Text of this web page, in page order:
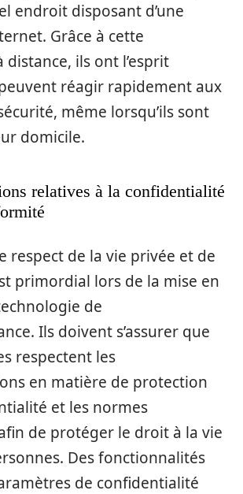
endroit disposant d’une
Grâce à cette
distance, ils ont l’esprit
réagir rapidement aux
même lorsqu’ils sont
domicile.
relatives à la confidentialité
respect de la vie privée et de
primordial lors de la mise en
de
Ils doivent s’assurer que
respectent les
en matière de protection
et les normes
de protéger le droit à la vie
Des fonctionnalités
de confidentialité